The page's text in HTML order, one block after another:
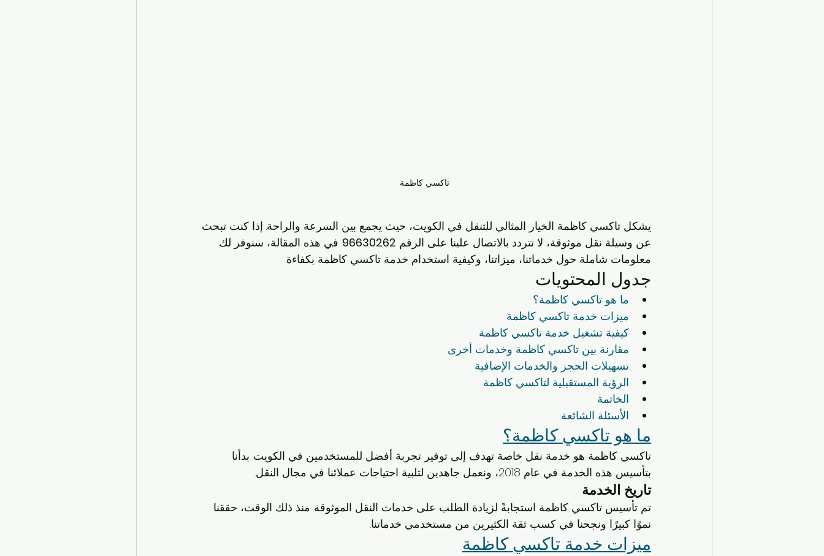
تاكسي كاظمة
يشكل تاكسي كاظمة الخيار المثالي للتنقل في الكويت، حيث يجمع بين السرعة والراحة. إذا كنت تبحث
عن وسيلة نقل موثوقة، لا تتردد بالاتصال علينا على الرقم 96630262. في هذه المقالة، سنوفر لك
معلومات شاملة حول خدماتنا، ميزاتنا، وكيفية استخدام خدمة تاكسي كاظمة بكفاءة.
جدول المحتويات
ما هو تاكسي كاظمة؟
ميزات خدمة تاكسي كاظمة
كيفية تشغيل خدمة تاكسي كاظمة
مقارنة بين تاكسي كاظمة وخدمات أخرى
تسهيلات الحجز والخدمات الإضافية
الرؤية المستقبلية لتاكسي كاظمة
الخاتمة
الأسئلة الشائعة
ما هو تاكسي كاظمة؟
تاكسي كاظمة هو خدمة نقل خاصة تهدف إلى توفير تجربة أفضل للمستخدمين في الكويت. بدأنا
بتأسيس هذه الخدمة في عام 2018، ونعمل جاهدين لتلبية احتياجات عملائنا في مجال النقل.
تاريخ الخدمة
تم تأسيس تاكسي كاظمة استجابةً لزيادة الطلب على خدمات النقل الموثوقة. منذ ذلك الوقت، حققنا
نموًا كبيرًا ونجحنا في كسب ثقة الكثيرين من مستخدمي خدماتنا.
ميزات خدمة تاكسي كاظمة